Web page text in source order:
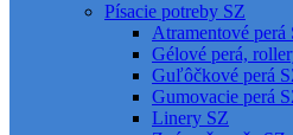
Písacie potreby SZ
Atramentové perá
Gélové perá,
Guľôčkové perá
Gumovacie perá
Linery SZ